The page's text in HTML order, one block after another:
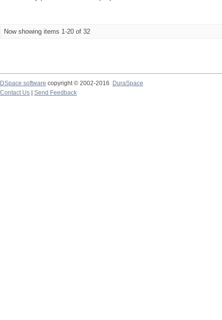
Now showing items 1-20 of 32
DSpace software copyright © 2002-2016
DuraSpace
Contact Us
Send Feedback